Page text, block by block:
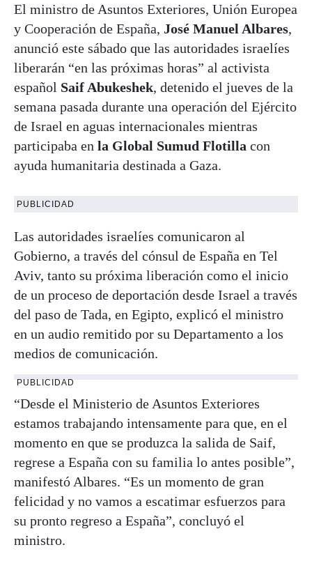
El ministro de Asuntos Exteriores, Unión Europea
y Cooperación de España, José Manuel Albares,
anunció este sábado que las autoridades israelíes
liberarán “en las próximas horas” al activista
español Saif Abukeshek, detenido el jueves de la
semana pasada durante una operación del Ejército
de Israel en aguas internacionales mientras
participaba en la Global Sumud Flotilla con
ayuda humanitaria destinada a Gaza.
PUBLICIDAD
Las autoridades israelíes comunicaron al
Gobierno, a través del cónsul de España en Tel
Aviv, tanto su próxima liberación como el inicio
de un proceso de deportación desde Israel a través
del paso de Tada, en Egipto, explicó el ministro
en un audio remitido por su Departamento a los
medios de comunicación.
PUBLICIDAD
“Desde el Ministerio de Asuntos Exteriores
estamos trabajando intensamente para que, en el
momento en que se produzca la salida de Saif,
regrese a España con su familia lo antes posible”,
manifestó Albares. “Es un momento de gran
felicidad y no vamos a escatimar esfuerzos para
su pronto regreso a España”, concluyó el
ministro.